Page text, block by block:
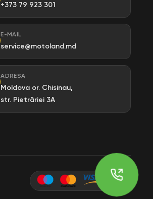
+373 79 923 301
E-MAIL
service@motoland.md
ADRESA
Moldova or. Chisinau,
str. Pietrăriei 3A